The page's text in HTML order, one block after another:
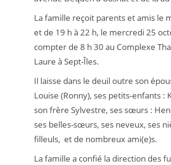
La famille reçoit parents et amis le
et de 19 h à 22 h, le mercredi 25
compter de 8 h 30 au Complexe
Laure à Sept-Îles.
Il laisse dans le deuil outre son
Louise (Ronny), ses petits-enfants :
son frère Sylvestre, ses sœurs :
ses belles-sœurs, ses neveux, ses
filleuls, et de nombreux ami(e)s.
La famille a confié la direction des